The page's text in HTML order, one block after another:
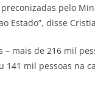
pelo
Estado”, disse
mais de 216 mil
141 mil pessoas na